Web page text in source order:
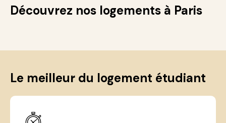
Découvrez nos logements à Paris
Le meilleur du logement étudiant